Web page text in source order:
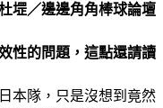
堽／邊邊角角棒球論壇
性的問題，這點還請讀
本隊，只是沒想到竟然